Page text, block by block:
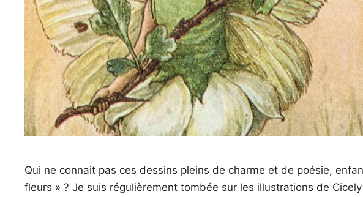
Qui ne connait pas ces dessins pleins de charme et de poésie,
fleurs » ? Je suis régulièrement tombée sur les illustrations de